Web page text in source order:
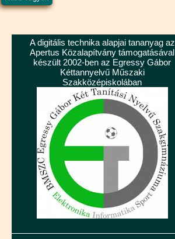
A digitális technika alapjai tananyag az
Apertus Közalapítvány támogatásával
készült 2002-ben az Egressy Gábor
Kéttannyelvű Műszaki
Szakközépiskolában